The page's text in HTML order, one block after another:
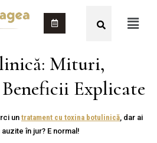
Mituri,
Explicate
un tratament cu toxina botulinică, dar ai
în jur? E normal!